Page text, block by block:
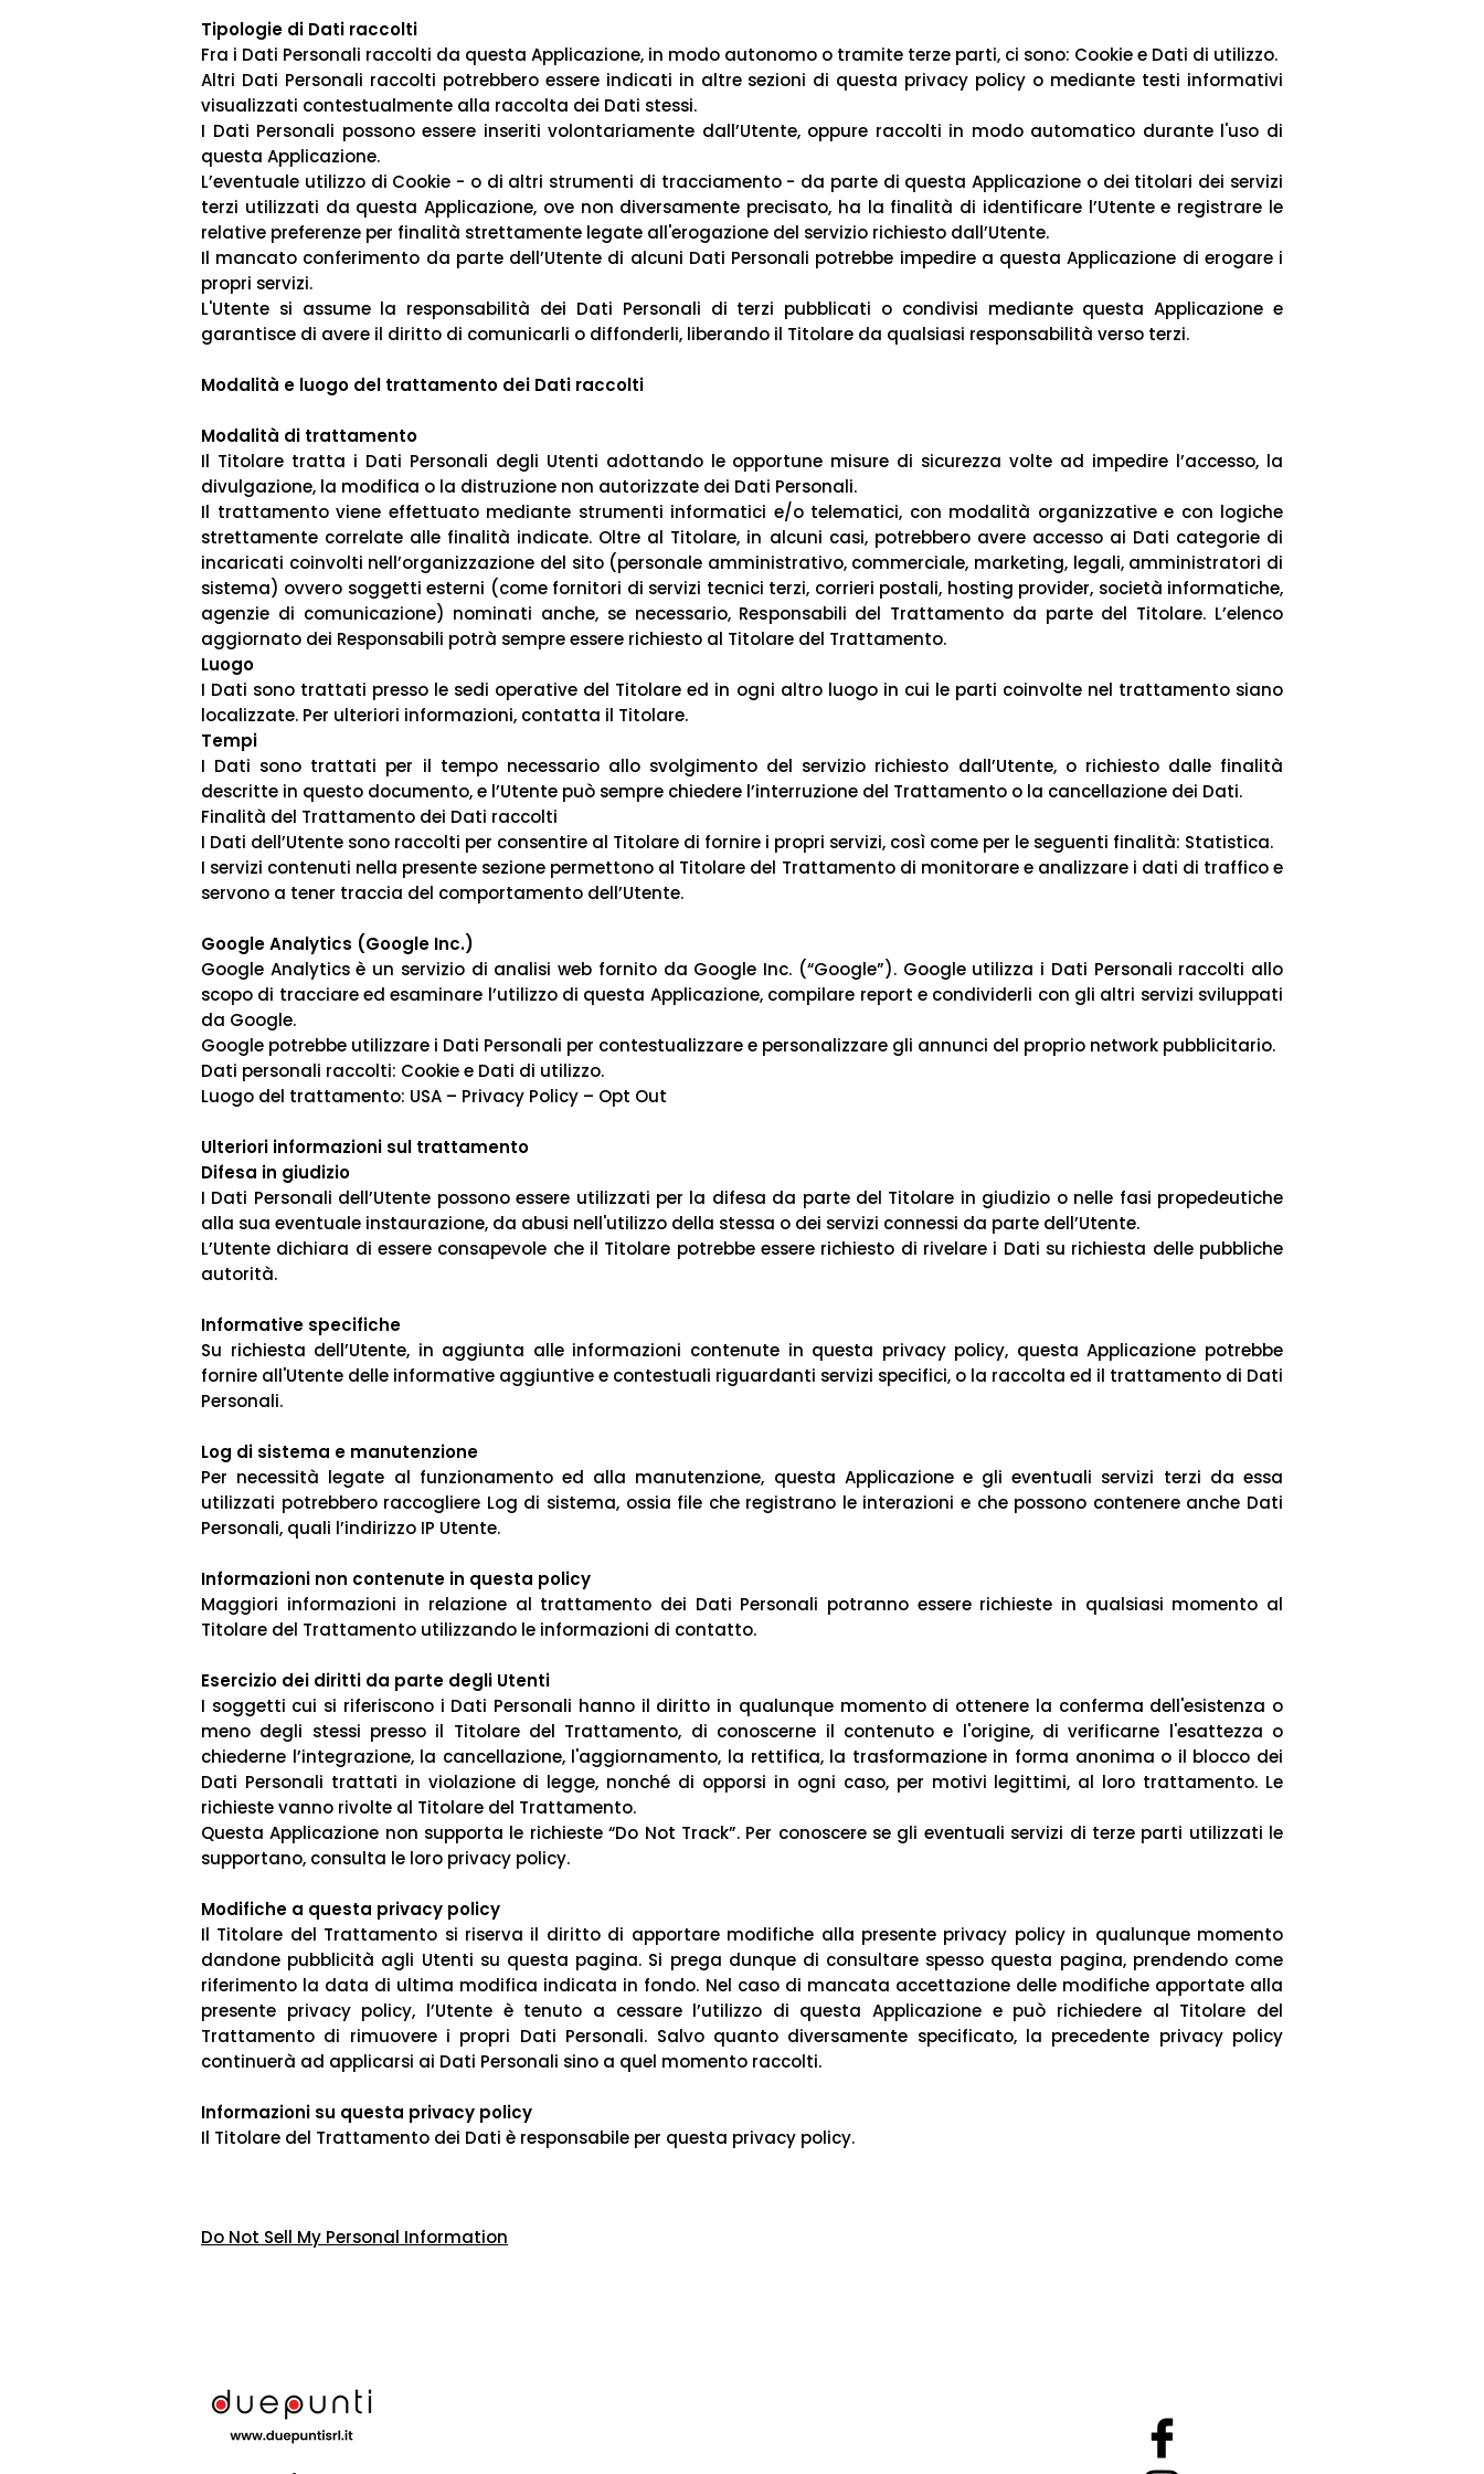
Tipologie di Dati raccolti
Fra i Dati Personali raccolti da questa Applicazione, in modo autonomo o tramite terze parti, ci sono: Cookie e Dati di utilizzo.
Altri Dati Personali raccolti potrebbero essere indicati in altre sezioni di questa privacy policy o mediante testi informativi
visualizzati contestualmente alla raccolta dei Dati stessi.
I Dati Personali possono essere inseriti volontariamente dall’Utente, oppure raccolti in modo automatico durante l'uso di
questa Applicazione.
L’eventuale utilizzo di Cookie - o di altri strumenti di tracciamento - da parte di questa Applicazione o dei titolari dei servizi
terzi utilizzati da questa Applicazione, ove non diversamente precisato, ha la finalità di identificare l’Utente e registrare le
relative preferenze per finalità strettamente legate all'erogazione del servizio richiesto dall’Utente.
Il mancato conferimento da parte dell’Utente di alcuni Dati Personali potrebbe impedire a questa Applicazione di erogare i
propri servizi.
L'Utente si assume la responsabilità dei Dati Personali di terzi pubblicati o condivisi mediante questa Applicazione e
garantisce di avere il diritto di comunicarli o diffonderli, liberando il Titolare da qualsiasi responsabilità verso terzi.
Modalità e luogo del trattamento dei Dati raccolti
Modalità di trattamento
Il Titolare tratta i Dati Personali degli Utenti adottando le opportune misure di sicurezza volte ad impedire l’accesso, la
divulgazione, la modifica o la distruzione non autorizzate dei Dati Personali.
Il trattamento viene effettuato mediante strumenti informatici e/o telematici, con modalità organizzative e con logiche
strettamente correlate alle finalità indicate. Oltre al Titolare, in alcuni casi, potrebbero avere accesso ai Dati categorie di
incaricati coinvolti nell’organizzazione del sito (personale amministrativo, commerciale, marketing, legali, amministratori di
sistema) ovvero soggetti esterni (come fornitori di servizi tecnici terzi, corrieri postali, hosting provider, società informatiche,
agenzie di comunicazione) nominati anche, se necessario, Responsabili del Trattamento da parte del Titolare. L’elenco
aggiornato dei Responsabili potrà sempre essere richiesto al Titolare del Trattamento.
Luogo
I Dati sono trattati presso le sedi operative del Titolare ed in ogni altro luogo in cui le parti coinvolte nel trattamento siano
localizzate. Per ulteriori informazioni, contatta il Titolare.
Tempi
I Dati sono trattati per il tempo necessario allo svolgimento del servizio richiesto dall’Utente, o richiesto dalle finalità
descritte in questo documento, e l’Utente può sempre chiedere l’interruzione del Trattamento o la cancellazione dei Dati.
Finalità del Trattamento dei Dati raccolti
I Dati dell’Utente sono raccolti per consentire al Titolare di fornire i propri servizi, così come per le seguenti finalità: Statistica.
I servizi contenuti nella presente sezione permettono al Titolare del Trattamento di monitorare e analizzare i dati di traffico e
servono a tener traccia del comportamento dell’Utente.
Google Analytics (Google Inc.)
Google Analytics è un servizio di analisi web fornito da Google Inc. (“Google”). Google utilizza i Dati Personali raccolti allo
scopo di tracciare ed esaminare l’utilizzo di questa Applicazione, compilare report e condividerli con gli altri servizi sviluppati
da Google.
Google potrebbe utilizzare i Dati Personali per contestualizzare e personalizzare gli annunci del proprio network pubblicitario.
Dati personali raccolti: Cookie e Dati di utilizzo.
Luogo del trattamento: USA – Privacy Policy – Opt Out
Ulteriori informazioni sul trattamento
Difesa in giudizio
I Dati Personali dell’Utente possono essere utilizzati per la difesa da parte del Titolare in giudizio o nelle fasi propedeutiche
alla sua eventuale instaurazione, da abusi nell'utilizzo della stessa o dei servizi connessi da parte dell’Utente.
L’Utente dichiara di essere consapevole che il Titolare potrebbe essere richiesto di rivelare i Dati su richiesta delle pubbliche
autorità.
Informative specifiche
Su richiesta dell’Utente, in aggiunta alle informazioni contenute in questa privacy policy, questa Applicazione potrebbe
fornire all'Utente delle informative aggiuntive e contestuali riguardanti servizi specifici, o la raccolta ed il trattamento di Dati
Personali.
Log di sistema e manutenzione
Per necessità legate al funzionamento ed alla manutenzione, questa Applicazione e gli eventuali servizi terzi da essa
utilizzati potrebbero raccogliere Log di sistema, ossia file che registrano le interazioni e che possono contenere anche Dati
Personali, quali l’indirizzo IP Utente.
Informazioni non contenute in questa policy
Maggiori informazioni in relazione al trattamento dei Dati Personali potranno essere richieste in qualsiasi momento al
Titolare del Trattamento utilizzando le informazioni di contatto.
Esercizio dei diritti da parte degli Utenti
I soggetti cui si riferiscono i Dati Personali hanno il diritto in qualunque momento di ottenere la conferma dell'esistenza o
meno degli stessi presso il Titolare del Trattamento, di conoscerne il contenuto e l'origine, di verificarne l'esattezza o
chiederne l’integrazione, la cancellazione, l'aggiornamento, la rettifica, la trasformazione in forma anonima o il blocco dei
Dati Personali trattati in violazione di legge, nonché di opporsi in ogni caso, per motivi legittimi, al loro trattamento. Le
richieste vanno rivolte al Titolare del Trattamento.
Questa Applicazione non supporta le richieste “Do Not Track”. Per conoscere se gli eventuali servizi di terze parti utilizzati le
supportano, consulta le loro privacy policy.
Modifiche a questa privacy policy
Il Titolare del Trattamento si riserva il diritto di apportare modifiche alla presente privacy policy in qualunque momento
dandone pubblicità agli Utenti su questa pagina. Si prega dunque di consultare spesso questa pagina, prendendo come
riferimento la data di ultima modifica indicata in fondo. Nel caso di mancata accettazione delle modifiche apportate alla
presente privacy policy, l’Utente è tenuto a cessare l’utilizzo di questa Applicazione e può richiedere al Titolare del
Trattamento di rimuovere i propri Dati Personali. Salvo quanto diversamente specificato, la precedente privacy policy
continuerà ad applicarsi ai Dati Personali sino a quel momento raccolti.
Informazioni su questa privacy policy
Il Titolare del Trattamento dei Dati è responsabile per questa privacy policy.
Do Not Sell My Personal Information